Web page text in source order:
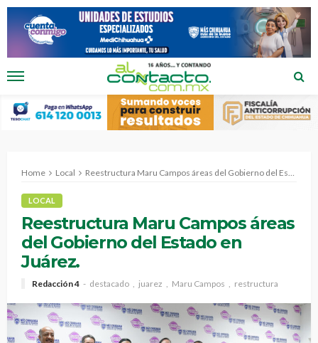
Home Local Reestructura Maru Campos áreas del Gobierno del Estado en Juárez.
LOCAL
Reestructura Maru Campos áreas
del Gobierno del Estado en
Juárez.
Redacción 4 destacado juarez Maru Campos restructura